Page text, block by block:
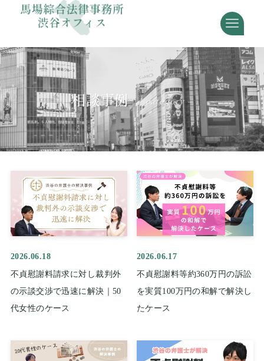
相談事例 – category –
不貞慰謝料請求に対し裁判外
の示談交渉で迅速に解決｜50
代女性のケース
2026.06.18
不貞慰謝料等約360万円の訴訟
を実質100万円の和解で解決し
たケース
2026.06.17